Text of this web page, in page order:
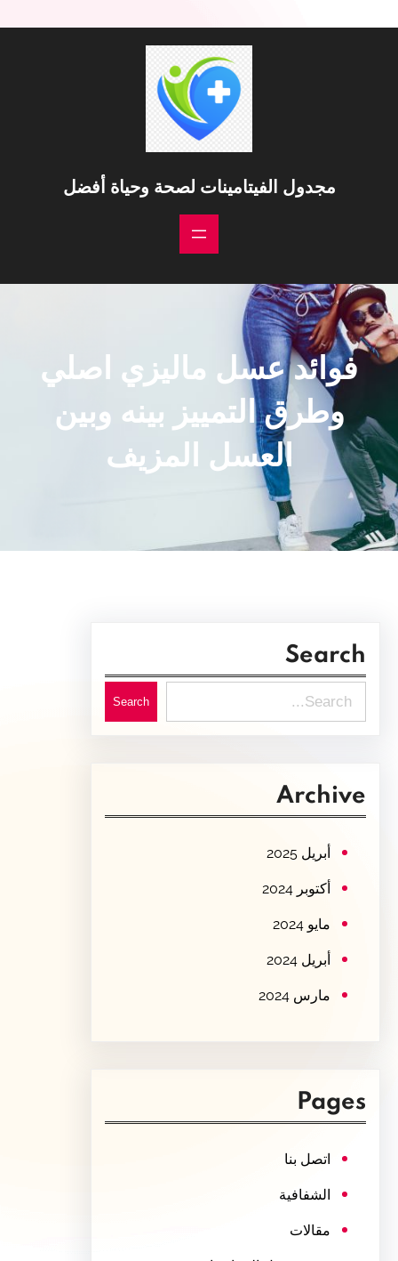
مجدول الفيتامينات لصحة وحياة أفضل
فوائد عسل ماليزي اصلي
وطرق التمييز بينه وبين
العسل المزيف
Search
e
c
Search
Archive
أبريل 2025
أكتوبر 2024
مايو 2024
أبريل 2024
مارس 2024
Pages
اتصل بنا
الشفافية
مقالات